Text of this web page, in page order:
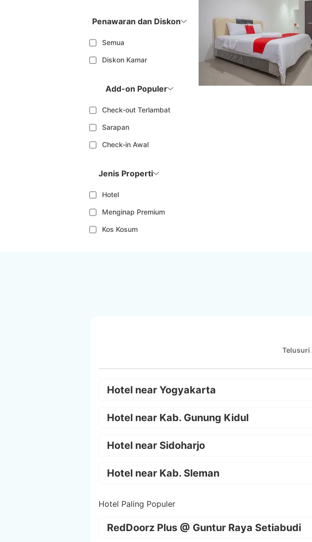
Penawaran dan Diskon
Semua
Diskon Kamar
Add-on Populer
Check-out Terlambat
Sarapan
Check-in Awal
Jenis Properti
Hotel
Menginap Premium
Kos Kosum
Telusuri
Hotel near Yogyakarta
Hotel near Kab. Gunung Kidul
Hotel near Sidoharjo
Hotel near Kab. Sleman
Hotel Paling Populer
RedDoorz Plus @ Guntur Raya Setiabudi